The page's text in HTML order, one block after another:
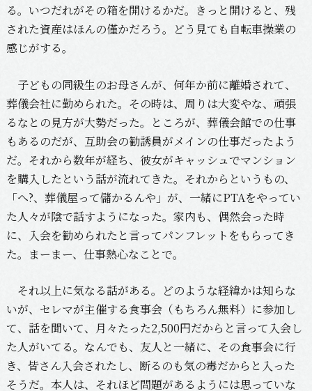
る。いつだれがその箱を開けるかだ。きっと開けると、残
された資産はほんの僅かだろう。どう見ても自転車操業の
感じがする。
子どもの同級生のお母さんが、何年か前に離婚されて、
葬儀会社に勤められた。その時は、周りは大変やな、頑張
るなとの見方が大勢だった。ところが、葬儀会館での仕事
もあるのだが、互助会の勧誘員がメインの仕事だったよう
だ。それから数年が経ち、彼女がキャッシュでマンション
を購入したという話が流れてきた。それからというもの、
「へ?、葬儀屋って儲かるんや」が、一緒にPTAをやってい
た人々が陰で話すようになった。家内も、偶然会った時
に、入会を勧められたと言ってパンフレットをもらってき
た。まーまー、仕事熱心なことで。
それ以上に気なる話がある。どのような経緯かは知らな
いが、セレマが主催する食事会（もちろん無料）に参加し
て、話を聞いて、月々たった2,500円だからと言って入会し
た人がいてる。なんでも、友人と一緒に、その食事会に行
き、皆さん入会されたし、断るのも気の毒だからと入った
そうだ。本人は、それほど問題があるようには思っていな